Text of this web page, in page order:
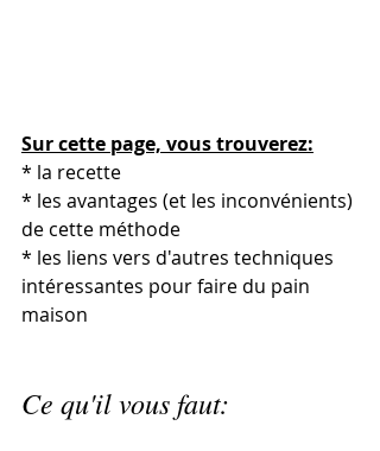
Sur cette page, vous trouverez:
* la recette
* les avantages (et les inconvénients)
de cette méthode
* les liens vers d'autres techniques
intéressantes pour faire du pain
maison
Ce qu'il vous faut: